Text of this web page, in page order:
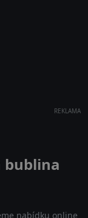
REKLAMA
bublina
nabídku online